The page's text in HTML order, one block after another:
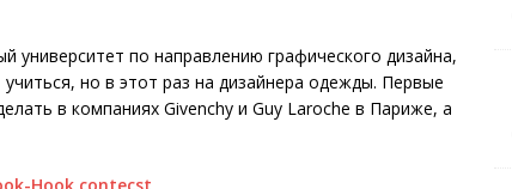
университет по направлению графического дизайна,
но в этот раз на дизайнера одежды. Первые
в компаниях Givenchy и Guy Laroche в Париже, а